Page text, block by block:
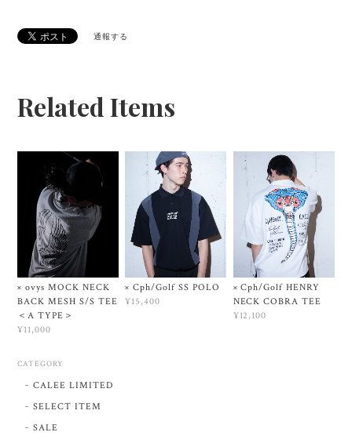
通報する
Related Items
× ovys MOCK NECK
BACK MESH S/S TEE
＜A TYPE＞
¥11,000
× Cph/Golf SS POLO
¥15,400
× Cph/Golf HENRY
NECK COBRA TEE
¥12,100
CATEGORY
CALEE LIMITED
SELECT ITEM
SALE